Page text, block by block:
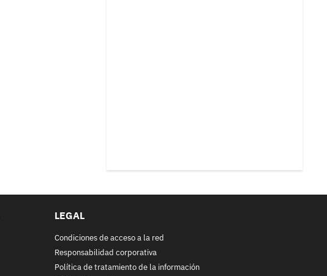
LEGAL
Condiciones de acceso a la red
Responsabilidad corporativa
Política de tratamiento de la información